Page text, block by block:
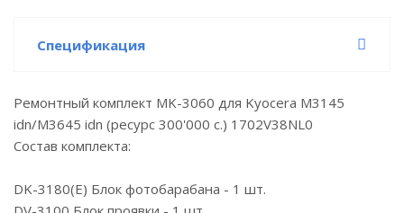
Спецификация
Ремонтный комплект MK-3060 для Kyocera M3145
idn/M3645 idn (ресурс 300'000 c.) 1702V38NL0
Состав комплекта:
DK-3180(E) Блок фотобарабана - 1 шт.